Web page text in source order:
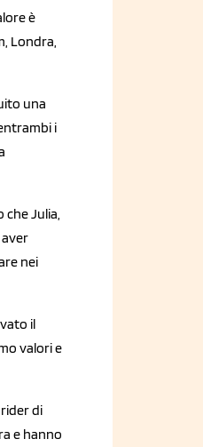
è
Londra,
una
i
che Julia,
nei
il
valori e
rider di
e hanno